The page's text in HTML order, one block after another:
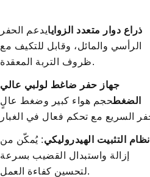
ذراع دوار متعدد الزوايايدعم الحفر
الرأسي والمائل، وقابل للتكيف مع
ظروف التربة المعقدة.
جهاز حفر ضاغط لولبي عالي
الضغطحجم هواء كبير وضغط عالٍ
نظام التثبيت الهيدروليكي: يُمكّن من
إزالة واستبدال القضيب بسرعة
لتحسين كفاءة العمل.